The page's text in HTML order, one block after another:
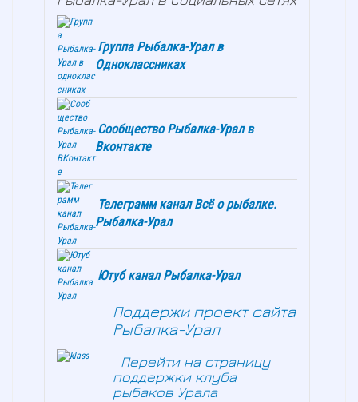
Группа Рыбалка-Урал в
Одноклассниках
Сообщество Рыбалка-Урал в
Вконтакте
Телеграмм канал Всё о рыбалке.
Рыбалка-Урал
Ютуб канал Рыбалка-Урал
Поддержи проект сайта
Рыбалка-Урал
Перейти на страницу
поддержки клуба
рыбаков Урала